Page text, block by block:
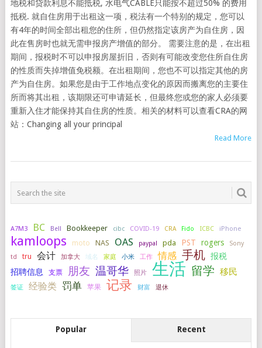
地税和贷款利息不能抵税, 水电气CABLE只能按不超过50% 的费用
抵税. 就自住房用于出租这一项，税法有一个特别的规定，您可以
有4年的时间全部出租您的住所，但仍然指定该房产为自住房，因
此在售房时也就无需申报房产增值的部分。 需要注意的是，在出租
期间，报税时不可以申报房屋折旧，否则有可能改变您住所自住房
的性质而失掉增值免税额。在出租期间，您也不可以指定其他的房
产为自住房。如果您是由于工作地点变化的原因而搬离您的主要住
所而将其出租，该期限还可申请延长，但最终您或您的家人必须要
重新入住才能保持其自住房的性质。相关的材料可以查看CRA的网
站：Changing all your principal
Read More
A7M3 BC Bell Bookkeeper cibc COVID-19 CRA Fido ICBC iPhone
kamloops moto NAS OAS paypal pda PST rogers
Sony
td
tru 会计 加拿大 域名 家庭 小米 工作 情感 手机 报税
招聘信息
支票 朋友 温哥华 照片 生活 留学 移民
签证 经验类 罚单 苹果 记录 财富 退休
Popular Recent